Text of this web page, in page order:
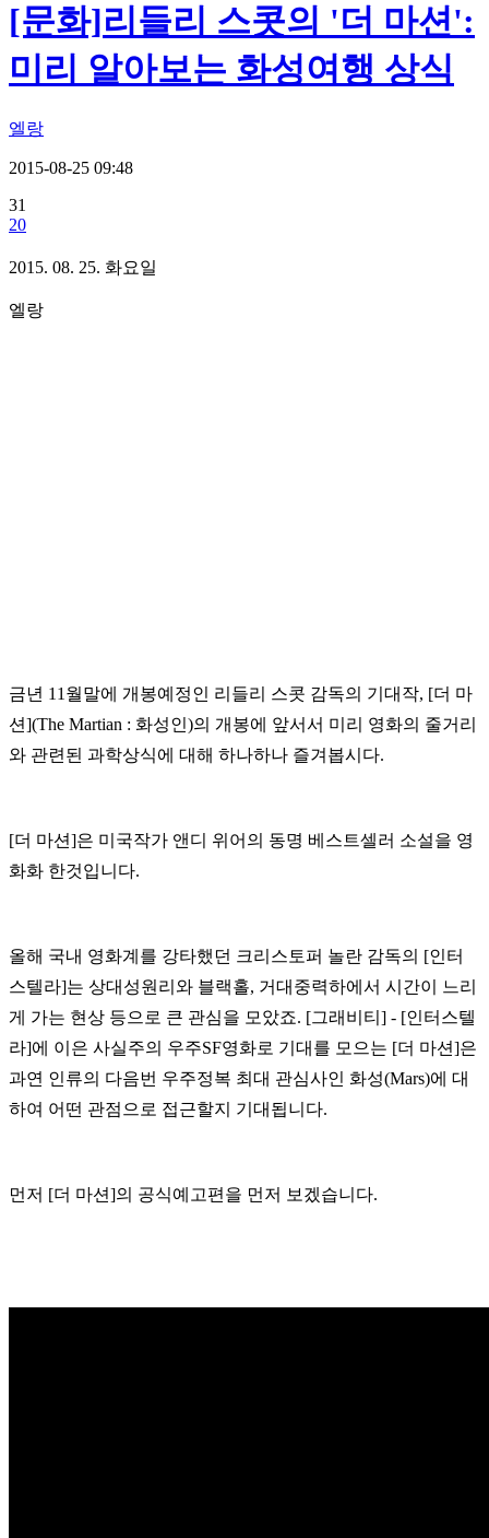
[문화]리들리 스콧의 '더 마션':
미리 알아보는 화성여행 상식
엘랑
2015-08-25 09:48
31
20
2015. 08. 25. 화요일
엘랑
금년 11월말에 개봉예정인 리들리 스콧 감독의 기대작, [더 마
션](The Martian : 화성인)의 개봉에 앞서서 미리 영화의 줄거리
와 관련된 과학상식에 대해 하나하나 즐겨봅시다.
[더 마션]은 미국작가 앤디 위어의 동명 베스트셀러 소설을 영
화화 한것입니다.
올해 국내 영화계를 강타했던 크리스토퍼 놀란 감독의 [인터
스텔라]는 상대성원리와 블랙홀, 거대중력하에서 시간이 느리
게 가는 현상 등으로 큰 관심을 모았죠. [그래비티] - [인터스텔
라]에 이은 사실주의 우주SF영화로 기대를 모으는 [더 마션]은
과연 인류의 다음번 우주정복 최대 관심사인 화성(Mars)에 대
하여 어떤 관점으로 접근할지 기대됩니다.
먼저 [더 마션]의 공식예고편을 먼저 보겠습니다.